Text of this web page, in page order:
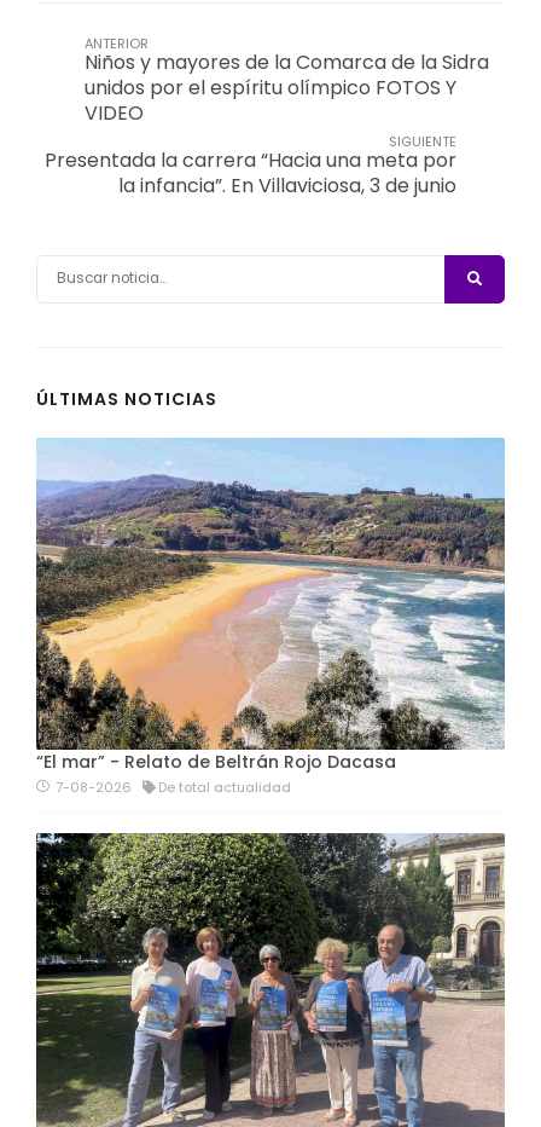
ANTERIOR
Niños y mayores de la Comarca de la Sidra
unidos por el espíritu olímpico FOTOS Y
VIDEO
SIGUIENTE
Presentada la carrera “Hacia una meta por
la infancia”. En Villaviciosa, 3 de junio
ÚLTIMAS NOTICIAS
“El mar” - Relato de Beltrán Rojo Dacasa
7-08-2026 De total actualidad